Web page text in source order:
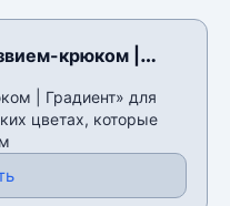
крюком |
| Градиент» для
цветах, которые